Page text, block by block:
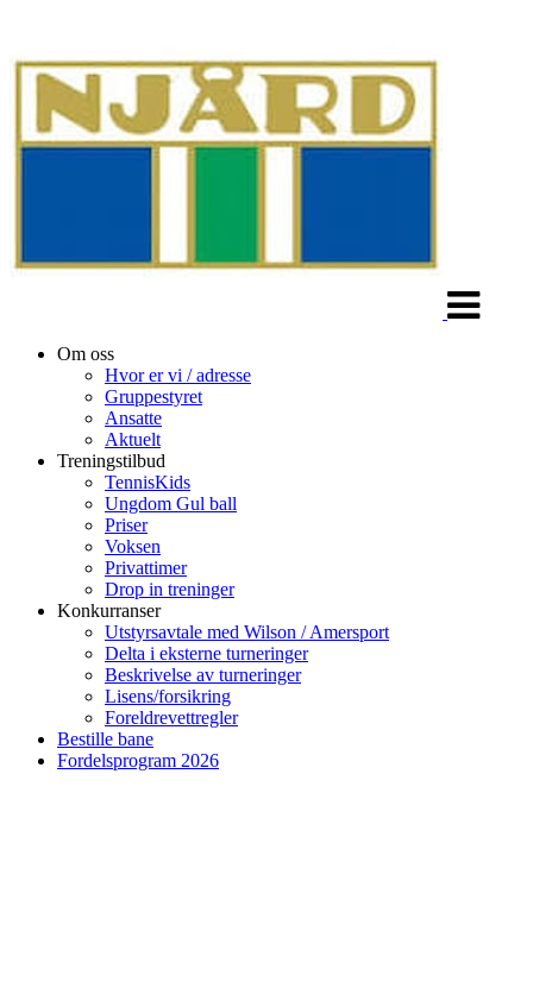
Om oss
Hvor er vi / adresse
Gruppestyret
Ansatte
Aktuelt
Treningstilbud
TennisKids
Ungdom Gul ball
Priser
Voksen
Privattimer
Drop in treninger
Konkurranser
Utstyrsavtale med Wilson / Amersport
Delta i eksterne turneringer
Beskrivelse av turneringer
Lisens/forsikring
Foreldrevettregler
Bestille bane
Fordelsprogram 2026